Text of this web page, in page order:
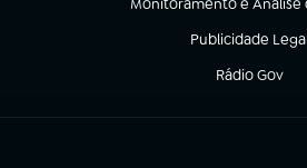
Monitoramento e Análise
(abre em nova aba)
Publicidade
(abre em nova
Rádio Gov
(abre em